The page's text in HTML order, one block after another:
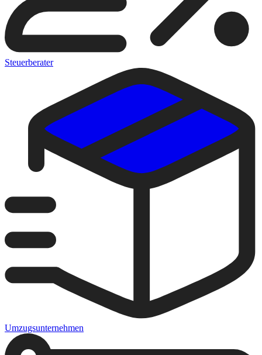
Steuerberater
Umzugsunternehmen